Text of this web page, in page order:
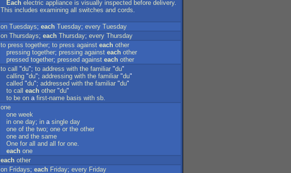
Each electric appliance is visually inspected before delivery.
This includes examining all switches and cords.
on Tuesdays; each Tuesday; every Tuesday
on Thursdays; each Thursday; every Thursday
to press together; to press against each other
pressing together; pressing against each other
pressed together; pressed against each other
to call "du"; to address with the familiar "du"
calling "du"; addressing with the familiar "du"
called "du"; addressed with the familiar "du"
to call each other "du"
to be on a first-name basis with sb.
one
one week
in one day; in a single day
one of the two; one or the other
one and the same
One for all and all for one.
each one
each other
on Fridays; each Friday; every Friday